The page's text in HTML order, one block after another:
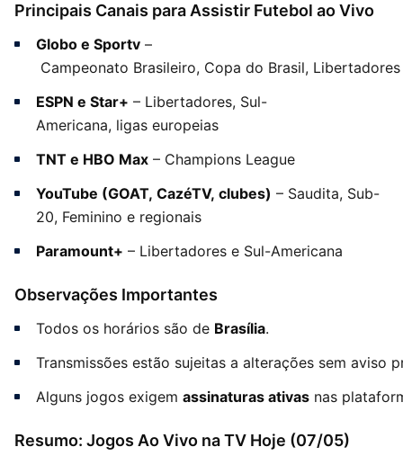
Principais Canais para Assistir Futebol ao Vivo
Globo e Sportv –
Campeonato Brasileiro, Copa do Brasil, Libertadores
ESPN e Star+ – Libertadores, Sul-
Americana, ligas europeias
TNT e HBO Max – Champions League
YouTube (GOAT, CazéTV, clubes) – Saudita, Sub-
20, Feminino e regionais
Paramount+ – Libertadores e Sul-Americana
Observações Importantes
Todos os horários são de Brasília.
Transmissões estão sujeitas a alterações sem aviso
Alguns jogos exigem assinaturas ativas nas
Resumo: Jogos Ao Vivo na TV Hoje (07/05)